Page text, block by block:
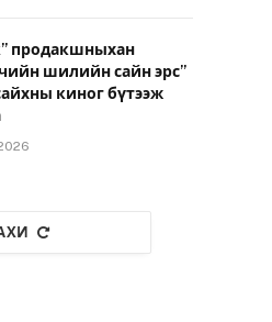
продакшныхан
шилийн сайн эрс”
киног бүтээж